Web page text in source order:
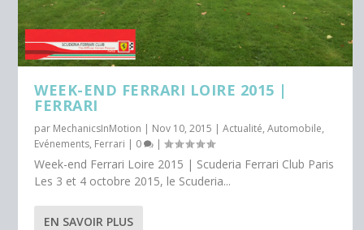
WEEK-END FERRARI LOIRE 2015 |
FERRARI
par MechanicsInMotion | Nov 10, 2015 |Actualité,Automobile,
Evénements, Ferrari | 0 |
Week-end Ferrari Loire 2015 | Scuderia Ferrari Club Paris
Les 3 et 4 octobre 2015, le Scuderia...
EN SAVOIR PLUS